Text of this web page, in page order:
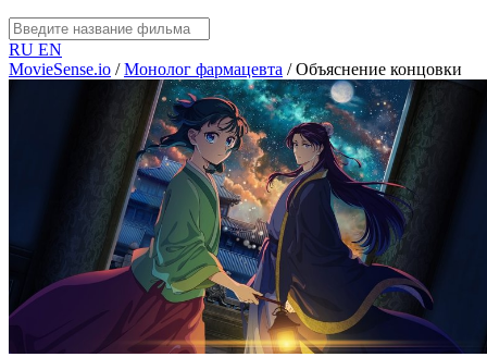
RU EN
MovieSense.io / Монолог фармацевта / Объяснение концовки